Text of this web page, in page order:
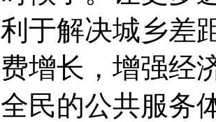
利于解决城乡差
费增长，增强经
全民的公共服务